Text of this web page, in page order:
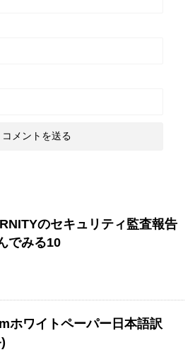
のセキュリティ監査報告
でみる10
ホワイトペーパー日本語訳